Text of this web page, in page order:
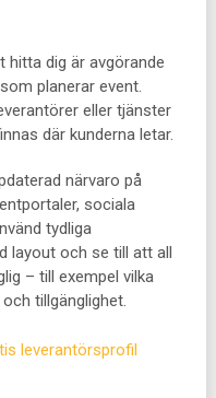
dig är avgörande
planerar event.
eller tjänster
där kunderna letar.
närvaro på
sociala
tydliga
layout och se till att all
– till exempel vilka
tillgänglighet.
leverantörsprofil